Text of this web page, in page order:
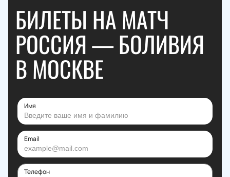
БИЛЕТЫ НА МАТЧ
РОССИЯ — БОЛИВИЯ
В МОСКВЕ
Имя
Email
Телефон